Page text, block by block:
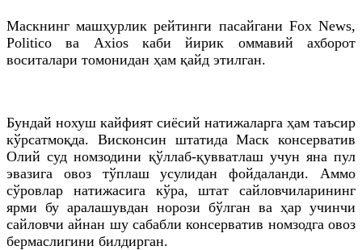
Маскнинг машҳурлик рейтинги пасайгани Fox News,
Politico ва Axios каби йирик оммавий ахборот
воситалари томонидан ҳам қайд этилган.
Бундай нохуш кайфият сиёсий натижаларга ҳам таъсир
кўрсатмоқда. Висконсин штатида Маск консерватив
Олий суд номзодини қўллаб-қувватлаш учун яна пул
эвазига овоз тўплаш усулидан фойдаланди. Аммо
сўровлар натижасига кўра, штат сайловчиларининг
ярми бу аралашувдан норози бўлган ва ҳар учинчи
сайловчи айнан шу сабабли консерватив номзодга овоз
бермаслигини билдирган.